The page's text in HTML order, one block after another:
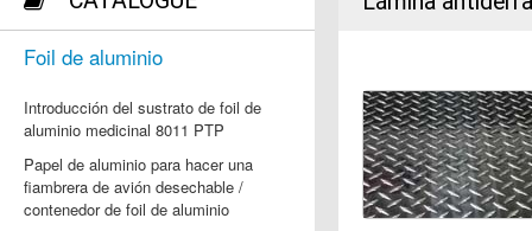
Foil de aluminio
Introducción del sustrato de foil de
aluminio medicinal 8011 PTP
Papel de aluminio para hacer una
fiambrera de avión desechable /
contenedor de foil de aluminio